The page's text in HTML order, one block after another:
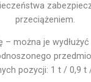
przeciążeniem.
– można je
pozycji: 1 t / 0,9 t